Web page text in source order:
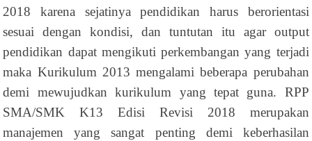
2018 karena sejatinya pendidikan harus berorientasi
sesuai dengan kondisi, dan tuntutan itu agar output
pendidikan dapat mengikuti perkembangan yang terjadi
maka Kurikulum 2013 mengalami beberapa perubahan
demi mewujudkan kurikulum yang tepat guna. RPP
SMA/SMK K13 Edisi Revisi 2018 merupakan
manajemen yang sangat penting demi keberhasilan